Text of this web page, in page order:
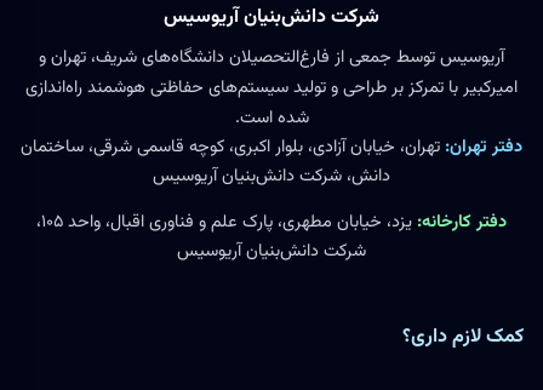
شرکت دانش‌بنیان آریوسیس
آریوسیس توسط جمعی از فارغ‌التحصیلان دانشگاه‌های شریف، تهران و
امیرکبیر با تمرکز بر طراحی و تولید سیستم‌های حفاظتی هوشمند راه‌اندازی
شده است.
دفتر تهران: تهران، خیابان آزادی، بلوار اکبری، کوچه قاسمی شرقی، ساختمان
دانش، شرکت دانش‌بنیان آریوسیس
دفتر کارخانه:
یزد، خیابان مطهری، پارک علم و فناوری اقبال، واحد ۱۰۵،
شرکت دانش‌بنیان آریوسیس
کمک لازم داری؟